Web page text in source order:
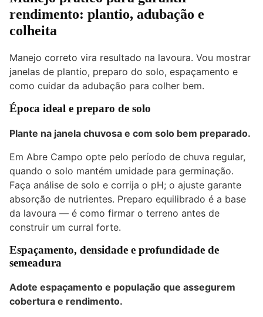
rendimento: plantio, adubação e
colheita
Manejo correto vira resultado na lavoura. Vou mostrar
janelas de plantio, preparo do solo, espaçamento e
como cuidar da adubação para colher bem.
Época ideal e preparo de solo
Plante na janela chuvosa e com solo bem preparado.
Em Abre Campo opte pelo período de chuva regular,
quando o solo mantém umidade para germinação.
Faça análise de solo e corrija o pH; o ajuste garante
absorção de nutrientes. Preparo equilibrado é a base
da lavoura — é como firmar o terreno antes de
construir um curral forte.
Espaçamento, densidade e profundidade de
semeadura
Adote espaçamento e população que assegurem
cobertura e rendimento.